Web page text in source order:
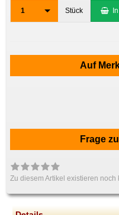
1 Stück
Auf
Frage
Zu diesem Artikel existieren noch